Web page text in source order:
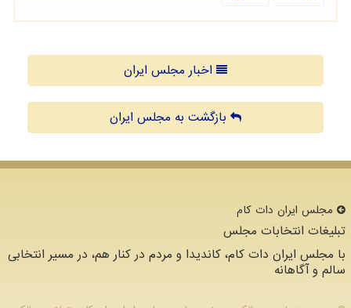
اخبار مجلس ایران
بازگشت به مجلس ایران
مجلس ایران دات كام
تبلیغات انتخابات مجلس
با مجلس ایران دات کام، کاندیدا و مردم در کنار هم، در مسیر انتخابی
سالم و آگاهانه